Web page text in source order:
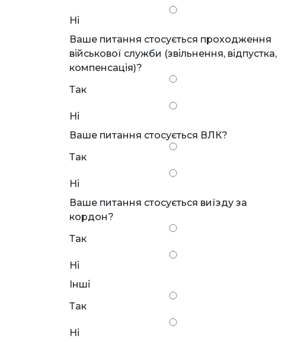
Ні
Ваше питання стосується проходження
військової служби (звільнення, відпустка,
компенсація)?
Так
Ні
Ваше питання стосується ВЛК?
Так
Ні
Ваше питання стосується виїзду за
кордон?
Так
Ні
Інші
Так
Ні